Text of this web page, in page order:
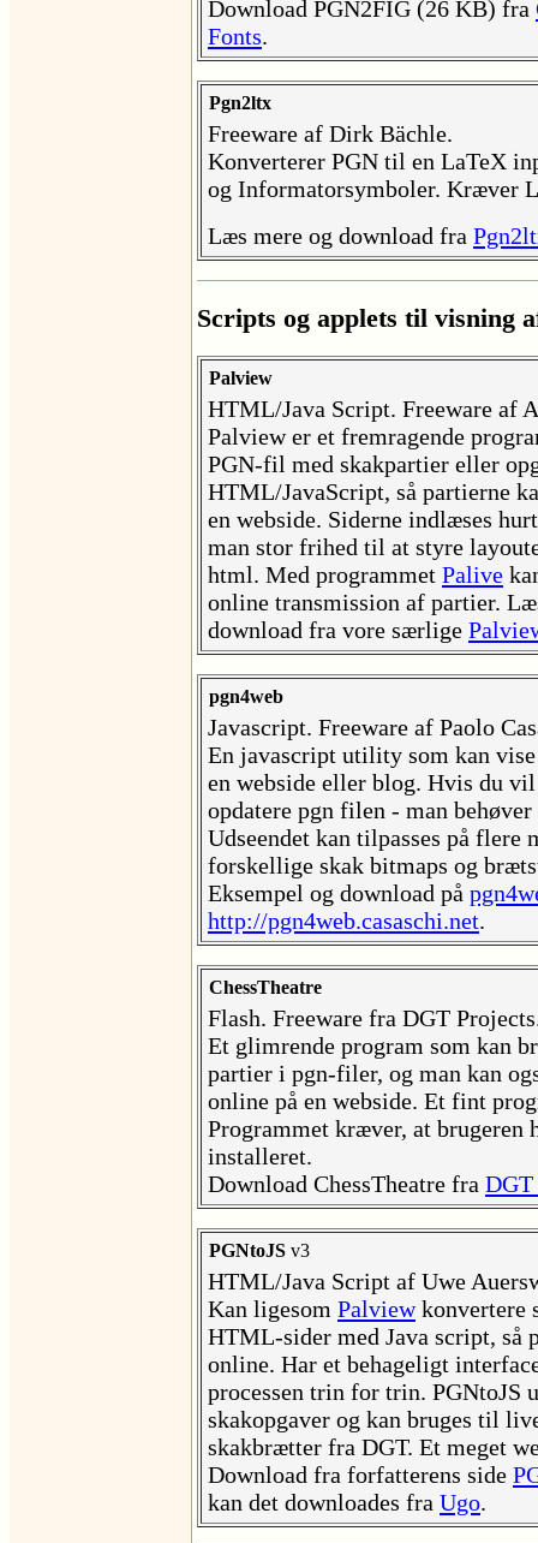
Download PGN2FIG (26 KB) fra
Fonts.
Pgn2ltx
Freeware af Dirk Bächle.
Konverterer PGN til en LaTeX
og Informatorsymboler. Kræver
Læs mere og download fra
Scripts og applets til visning
Palview
HTML/Java Script. Freeware af
Palview er et fremragende
PGN-fil med skakpartier eller
HTML/JavaScript, så partierne
en webside. Siderne indlæses
man stor frihed til at styre
html. Med programmet Palive
online transmission af partier.
download fra vore særlige
pgn4web
Javascript. Freeware af Paolo
En javascript utility som kan
en webside eller blog. Hvis du
opdatere pgn filen - man
Udseendet kan tilpasses på flere
forskellige skak bitmaps og
Eksempel og download på
http://pgn4web.casaschi.net.
ChessTheatre
Flash. Freeware fra DGT
Et glimrende program som kan
partier i pgn-filer, og man kan
online på en webside. Et fint
Programmet kræver, at brugeren
installeret.
Download ChessTheatre fra DGT
PGNtoJS v3
HTML/Java Script af Uwe
Kan ligesom Palviewkonvertere
HTML-sider med Java script, så
online. Har et behageligt
processen trin for trin. PGNtoJS
skakopgaver og kan bruges til
skakbrætter fra DGT. Et meget
Download fra forfatterens side
kan det downloades fra Ugo.